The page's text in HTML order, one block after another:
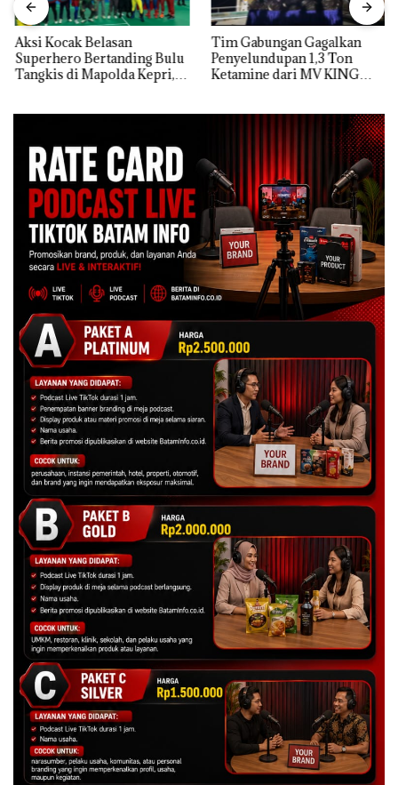
Aksi Kocak Belasan
Superhero Bertanding Bulu
Tangkis di Mapolda Kepri,
Tim Gabungan Gagalkan
Penyelundupan 1,3 Ton
Ketamine dari MV KING